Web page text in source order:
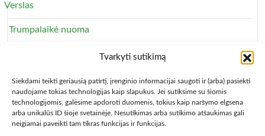
Tvarkyti sutikimą
Siekdami teikti geriausią patirtį, įrenginio informacijai saugoti ir (arba) pasiekti
naudojame tokias technologijas kaip slapukus. Jei sutiksime su šiomis
technologijomis, galėsime apdoroti duomenis, tokius kaip naršymo elgsena
arba unikalūs ID šioje svetainėje. Nesutikimas arba sutikimo atšaukimas gali
neigiamai paveikti tam tikras funkcijas ir funkcijas.
Verslas
Trumpalaikė nuoma